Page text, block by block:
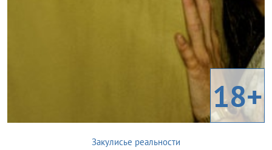
18+
Закулисье реальности